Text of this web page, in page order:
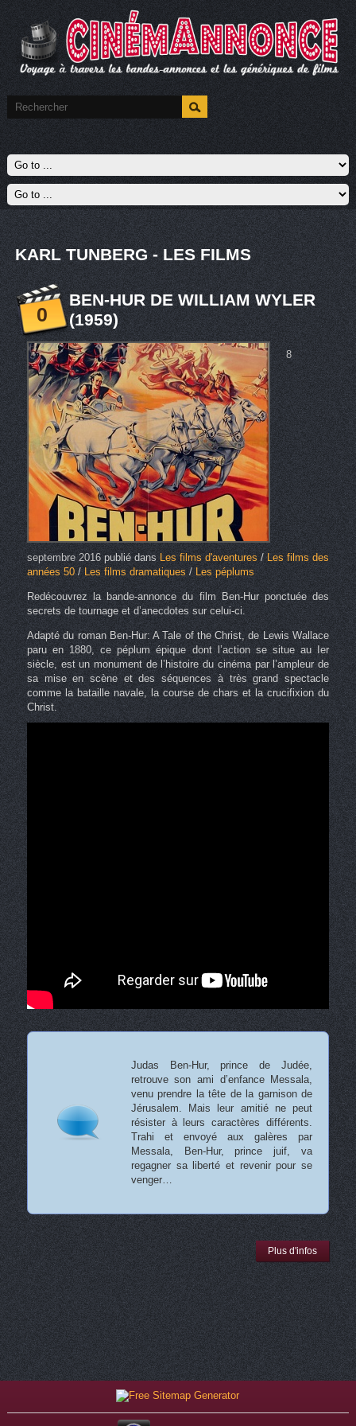
KARL TUNBERG - LES FILMS
0
BEN-HUR DE WILLIAM WYLER
(1959)
8
septembre 2016publié dansLes films d'aventures /Les films des
années 50/ Les films dramatiques / Les péplums
Redécouvrez la bande-annonce du film Ben-Hur ponctuée des
secrets de tournage et d’anecdotes sur celui-ci.
Adapté du roman Ben-Hur: A Tale of the Christ, de Lewis Wallace
paru en 1880, ce péplum épique dont l’action se situe au Ier
siècle, est un monument de l’histoire du cinéma par l’ampleur de
sa mise en scène et des séquences à très grand spectacle
comme la bataille navale, la course de chars et la crucifixion du
Christ.
Judas Ben-Hur, prince de Judée,
retrouve son ami d’enfance Messala,
venu prendre la tête de la garnison de
Jérusalem. Mais leur amitié ne peut
résister à leurs caractères différents.
Trahi et envoyé aux galères par
Messala, Ben-Hur, prince juif, va
regagner sa liberté et revenir pour se
venger…
Plus d'infos